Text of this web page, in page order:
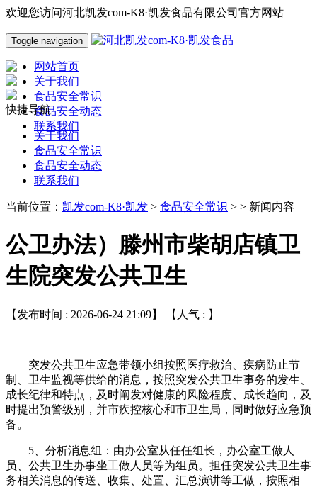
欢迎您访问河北凯发com-K8·凯发食品有限公司官方网站
Toggle navigation
网站首页
关于我们
食品安全常识
食品安全动态
联系我们
快捷导航
关于我们
食品安全常识
食品安全动态
联系我们
当前位置： 凯发com-K8·凯发 > 食品安全常识 > > 新闻内容
公卫办法）滕州市柴胡店镇卫
生院突发公共卫生
【发布时间 : 2026-06-24 21:09】 【人气 : 】
突发公共卫生应急带领小组按照医疗救治、疾病防止节
制、卫生监视等供给的消息，按照突发公共卫生事务的发生、
成长纪律和特点，及时阐发对健康的风险程度、成长趋向，及
时提出预警级别，并市疾控核心和市卫生局，同时做好应急预
备。
5、分析消息组：由办公室从任任组长，办公室工做人
员、公共卫生办事坐工做人员等为组员。担任突发公共卫生事
务相关消息的传送、收集、处置、汇总演讲等工做，按照相